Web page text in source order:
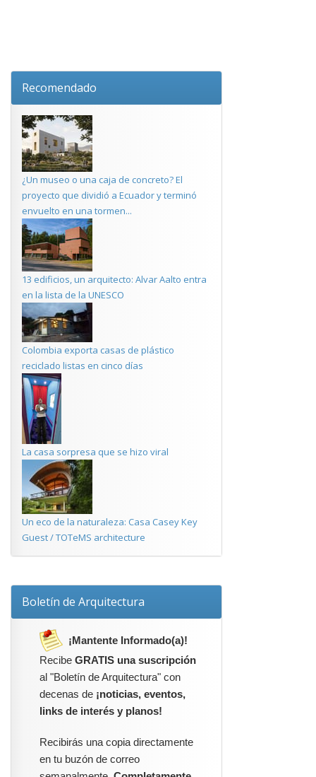
Recomendado
¿Un museo o una caja de concreto? El
proyecto que dividió a Ecuador y terminó
envuelto en una tormen...
13 edificios, un arquitecto: Alvar Aalto entra
en la lista de la UNESCO
Colombia exporta casas de plástico
reciclado listas en cinco días
La casa sorpresa que se hizo viral
Un eco de la naturaleza: Casa Casey Key
Guest / TOTeMS architecture
Boletín de Arquitectura
¡Mantente Informado(a)!
Recibe GRATIS una suscripción
al "Boletín de Arquitectura" con
decenas de ¡noticias, eventos,
links de interés y planos!
Recibirás una copia directamente
en tu buzón de correo